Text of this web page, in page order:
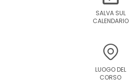
SALVA SUL
CALENDARIO
LUOGO DEL
CORSO